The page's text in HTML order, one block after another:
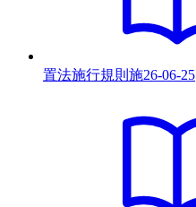
置法施行規則 施26-06-25